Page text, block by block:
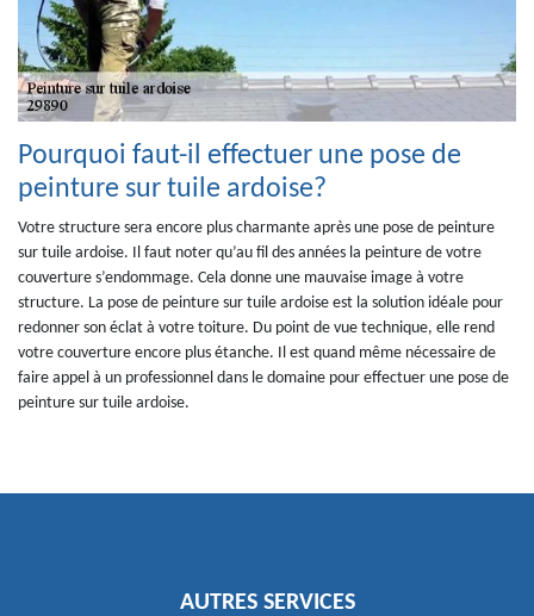
Pourquoi faut-il effectuer une pose de
peinture sur tuile ardoise?
Votre structure sera encore plus charmante après une pose de peinture
sur tuile ardoise. Il faut noter qu’au fil des années la peinture de votre
couverture s’endommage. Cela donne une mauvaise image à votre
structure. La pose de peinture sur tuile ardoise est la solution idéale pour
redonner son éclat à votre toiture. Du point de vue technique, elle rend
votre couverture encore plus étanche. Il est quand même nécessaire de
faire appel à un professionnel dans le domaine pour effectuer une pose de
peinture sur tuile ardoise.
AUTRES SERVICES